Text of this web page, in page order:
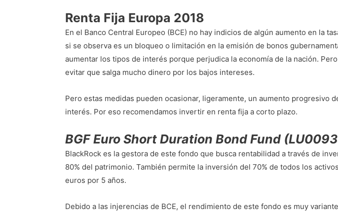
Renta Fija Europa 2018
En el Banco Central Europeo (BCE) no hay indicios de algún aumento en la
si se observa es un bloqueo o limitación en la emisión de bonos
aumentar los tipos de interés porque perjudica la economía de la nación.
evitar que salga mucho dinero por los bajos intereses.
Pero estas medidas pueden ocasionar, ligeramente, un aumento progresivo
interés. Por eso recomendamos invertir en renta fija a corto plazo.
BGF Euro Short Duration Bond Fund
BlackRock es la gestora de este fondo que busca rentabilidad a través de
80% del patrimonio. También permite la inversión del 70% de todos los
euros por 5 años.
Debido a las injerencias de BCE, el rendimiento de este fondo es muy